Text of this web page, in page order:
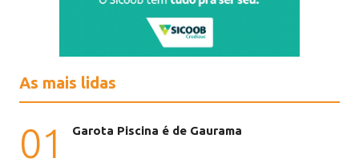
As mais lidas
01 Garota Piscina é de Gaurama